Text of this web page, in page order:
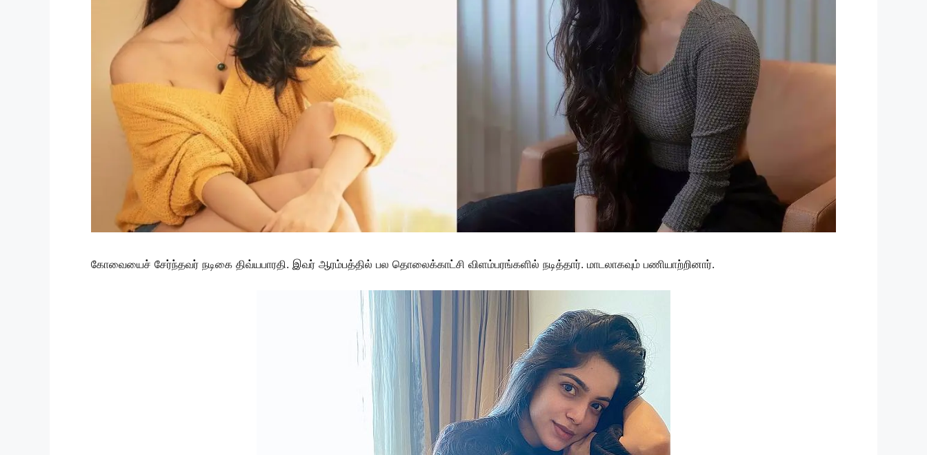
கோவையைச் சேர்ந்தவர் நடிகை திவ்யபாரதி. இவர் ஆரம்பத்தில் பல தொலைக்காட்சி விளம்பரங்களில் நடித்தார். மாடலாகவும் பணியாற்றினார்.